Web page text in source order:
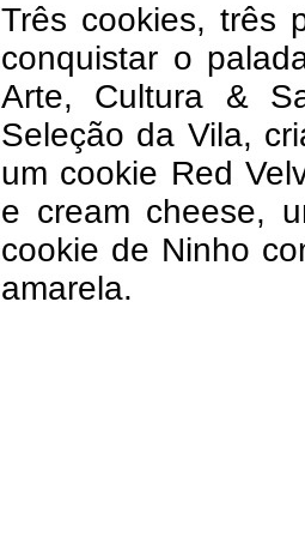
Três cookies, três
conquistar o
Arte, Cultura &
Seleção da Vila,
um cookie Red
e cream cheese,
cookie de Ninho
amarela.